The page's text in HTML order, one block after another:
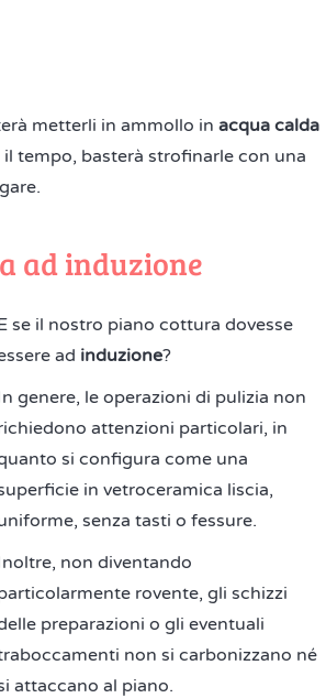
metterli in ammollo in acqua calda
tempo, basterà strofinarle con una
ad induzione
se il nostro piano cottura dovesse
ad induzione?
genere, le operazioni di pulizia non
attenzioni particolari, in
si configura come una
in vetroceramica liscia,
senza tasti o fessure.
non diventando
rovente, gli schizzi
preparazioni o gli eventuali
non si carbonizzano né
attaccano al piano.